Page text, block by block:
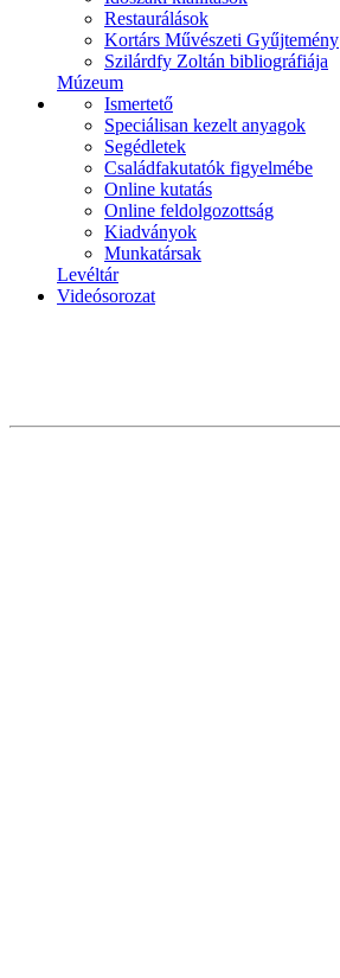
Restaurálások
Kortárs Művészeti Gyűjtemény
Szilárdfy Zoltán bibliográfiája
Múzeum
Ismertető
Speciálisan kezelt anyagok
Segédletek
Családfakutatók figyelmébe
Online kutatás
Online feldolgozottság
Kiadványok
Munkatársak
Levéltár
Videósorozat